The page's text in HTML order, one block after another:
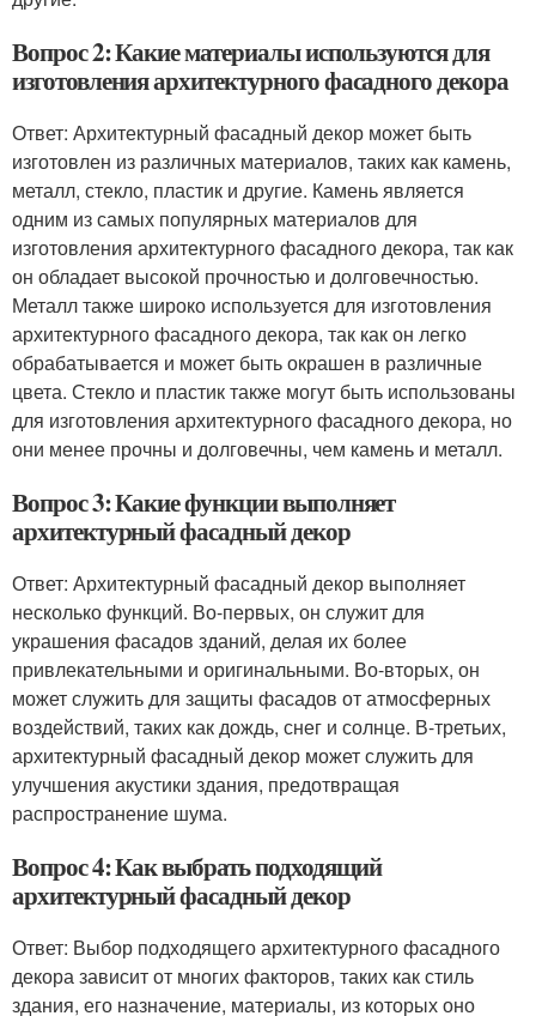
Вопрос 2: Какие материалы используются для
изготовления архитектурного фасадного декора
Ответ: Архитектурный фасадный декор может быть
изготовлен из различных материалов, таких как камень,
металл, стекло, пластик и другие. Камень является
одним из самых популярных материалов для
изготовления архитектурного фасадного декора, так как
он обладает высокой прочностью и долговечностью.
Металл также широко используется для изготовления
архитектурного фасадного декора, так как он легко
обрабатывается и может быть окрашен в различные
цвета. Стекло и пластик также могут быть использованы
для изготовления архитектурного фасадного декора, но
они менее прочны и долговечны, чем камень и металл.
Вопрос 3: Какие функции выполняет
архитектурный фасадный декор
Ответ: Архитектурный фасадный декор выполняет
несколько функций. Во-первых, он служит для
украшения фасадов зданий, делая их более
привлекательными и оригинальными. Во-вторых, он
может служить для защиты фасадов от атмосферных
воздействий, таких как дождь, снег и солнце. В-третьих,
архитектурный фасадный декор может служить для
улучшения акустики здания, предотвращая
распространение шума.
Вопрос 4: Как выбрать подходящий
архитектурный фасадный декор
Ответ: Выбор подходящего архитектурного фасадного
декора зависит от многих факторов, таких как стиль
здания, его назначение, материалы, из которых оно